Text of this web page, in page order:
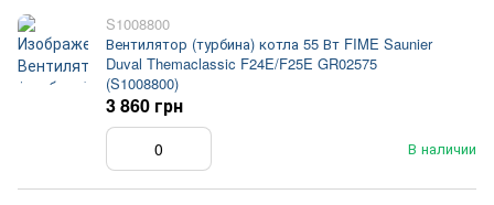
S1008800
Вентилятор (турбина) котла 55 Вт FIME Saunier
Duval Themaclassic F24E/F25E GR02575
(S1008800)
В наличии
3 860 грн